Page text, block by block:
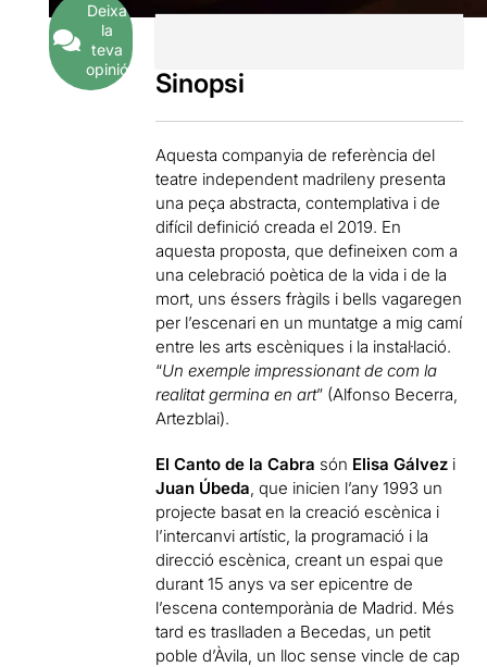
Deixa
la
teva
opinió
Sinopsi
Aquesta companyia de referència del
teatre independent madrileny presenta
una peça abstracta, contemplativa i de
difícil definició creada el 2019. En
aquesta proposta, que defineixen com a
una celebració poètica de la vida i de la
mort, uns éssers fràgils i bells vagaregen
per l’escenari en un muntatge a mig camí
entre les arts escèniques i la instal·lació.
“Un exemple impressionant de com la
realitat germina en art” (Alfonso Becerra,
Artezblai).
El Canto de la Cabra són Elisa Gálvez i
Juan Úbeda, que inicien l’any 1993 un
projecte basat en la creació escènica i
l’intercanvi artístic, la programació i la
direcció escènica, creant un espai que
durant 15 anys va ser epicentre de
l’escena contemporània de Madrid. Més
tard es traslladen a Becedas, un petit
poble d’Àvila, un lloc sense vincle de cap